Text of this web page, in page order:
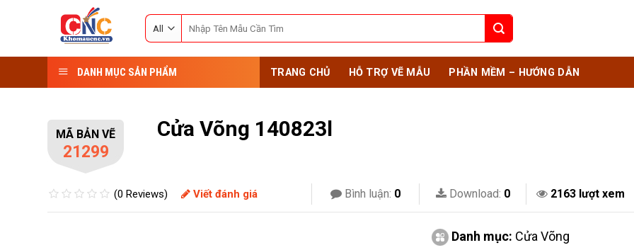
for:
DANH MỤC SẢN PHẨM TRANG CHỦ HỖ TRỢ VẼ MẪU PHẦN MỀM – HƯỚNG DẪN
MÃ BẢN VẼ
21299
Cửa Võng 140823l
(0 Reviews) Viết đánh giá Bình luận: 0 Download: 0 2163 lượt xem
Danh mục: Cửa Võng